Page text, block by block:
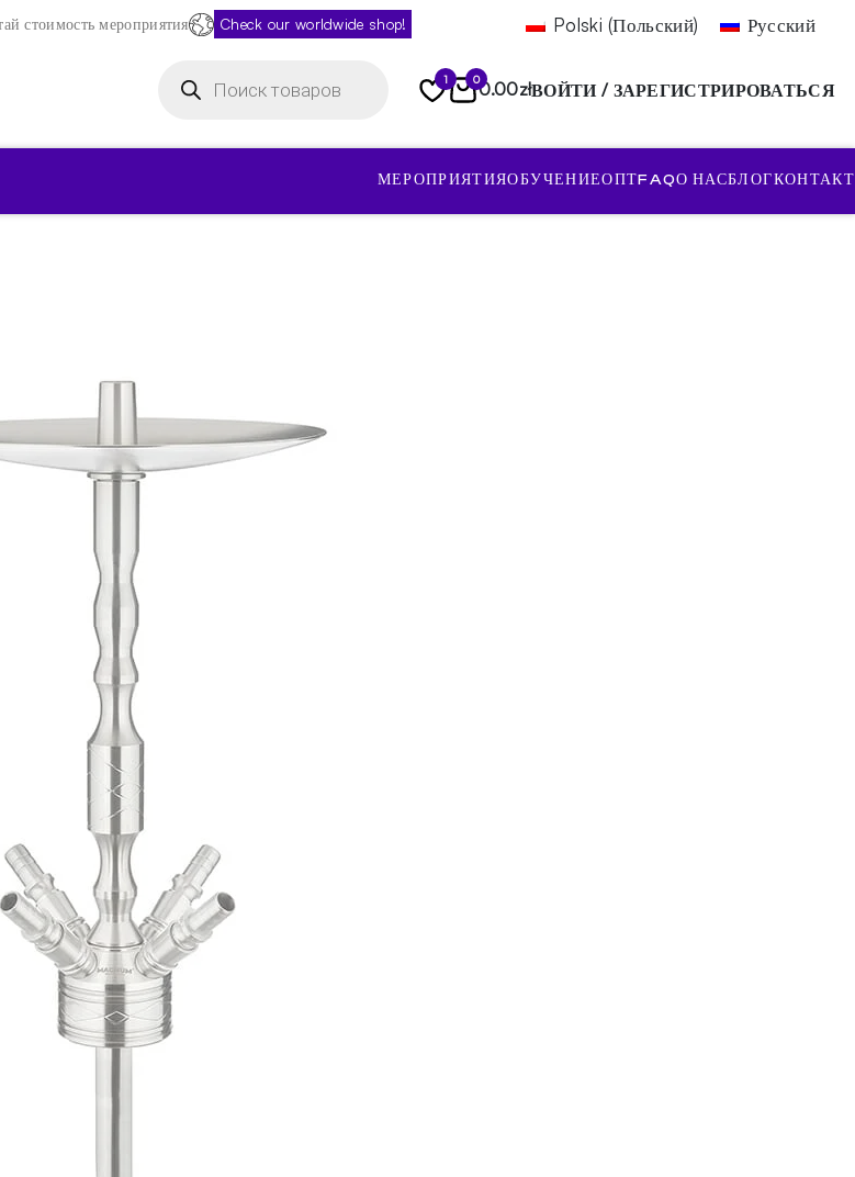
стоимость мероприятия Check our worldwide shop! Polski (Польский)
Русский
товаров 1 00.00złВОЙТИ / ЗАРЕГИСТРИРОВАТЬСЯ
МЕРОПРИЯТИЯОБУЧЕНИЕОПТFAQО НАСБЛОГКОНТАКТ